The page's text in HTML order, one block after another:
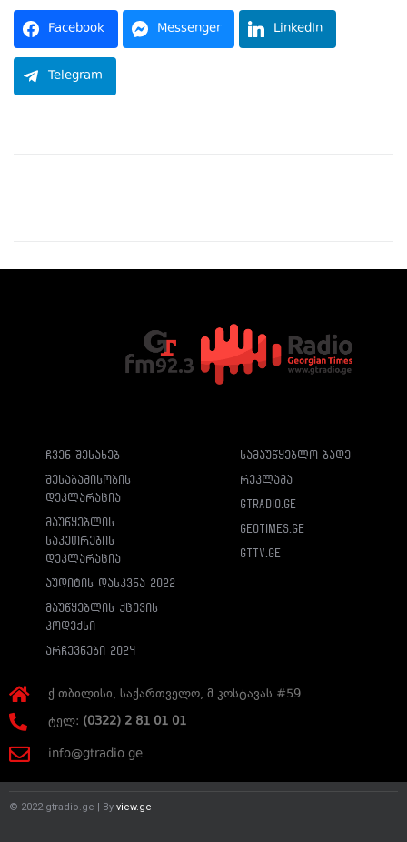
Facebook Messenger LinkedIn
Telegram
ჩვენ შესახებ
შესაბამისობის
დეკლარაცია
მაუწყებლის
საკუთრების
დეკლარაცია
აუდიტის დასკვნა 2022
მაუწყებლის ქცევის
კოდექსი
არჩევნები 2024
სამაუწყებლო ბადე
რეკლამა
gtradio.ge
geotimes.ge
gttv.ge
ქ.თბილისი, საქართველო, მ.კოსტავას #59
ტელ: (0322) 2 81 01 01
info@gtradio.ge
© 2022 gtradio.ge | By view.ge